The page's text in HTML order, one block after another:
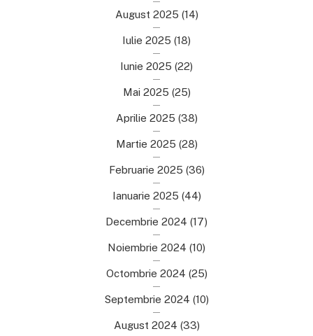
August 2025 (14)
Iulie 2025 (18)
Iunie 2025 (22)
Mai 2025 (25)
Aprilie 2025 (38)
Martie 2025 (28)
Februarie 2025 (36)
Ianuarie 2025 (44)
Decembrie 2024 (17)
Noiembrie 2024 (10)
Octombrie 2024 (25)
Septembrie 2024 (10)
August 2024 (33)